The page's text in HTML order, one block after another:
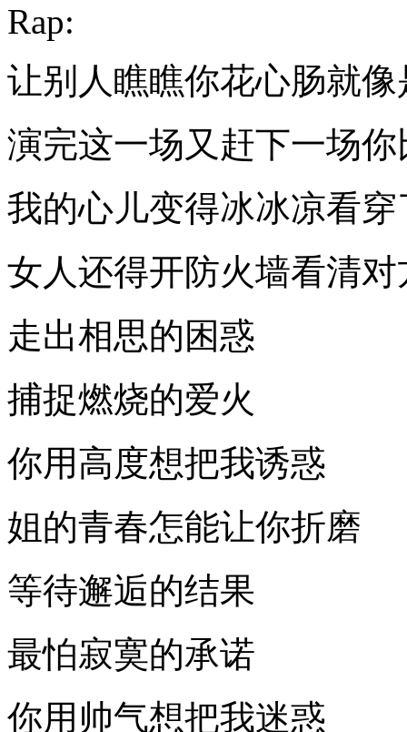
Rap:
让别人瞧瞧你花心肠就
演完这一场又赶下一场
我的心儿变得冰冰凉看
女人还得开防火墙看清
走出相思的困惑
捕捉燃烧的爱火
你用高度想把我诱惑
姐的青春怎能让你折磨
等待邂逅的结果
最怕寂寞的承诺
你用帅气想把我迷惑